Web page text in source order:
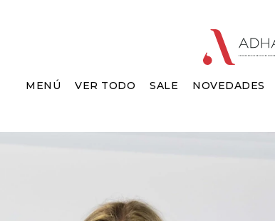
MENÚ VER TODO SALE NOVEDADES